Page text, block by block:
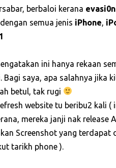
berbaloi kerana evasi0n
semua jenis iPhone
ini hanya rekaan
Bagi saya, apa salahnya jika
betul, tak rugi
website tu beribu2 kali
mereka janji nak release
Screenshot yang terdapat
tarikh phone ).